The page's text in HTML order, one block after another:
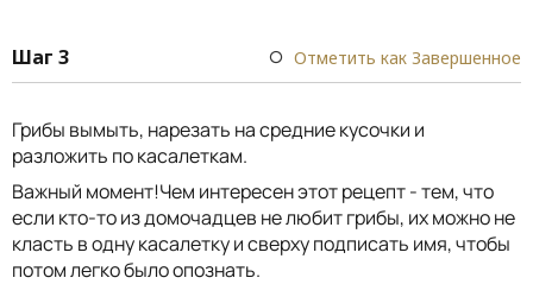
Шаг 3 Отметить как Завершенное
Грибы вымыть, нарезать на средние кусочки и
разложить по касалеткам.
Важный момент!Чем интересен этот рецепт - тем, что
если кто-то из домочадцев не любит грибы, их можно не
класть в одну касалетку и сверху подписать имя, чтобы
потом легко было опознать.